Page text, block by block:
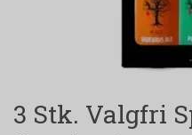
3 Stk. Valgfri